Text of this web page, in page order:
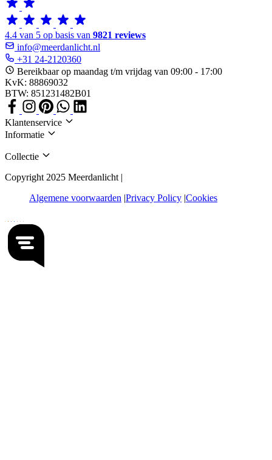
4.4 van 5 op basis van 9821 reviews
info@meerdanlicht.nl
+31 24-2120360
Bereikbaar op maandag t/m vrijdag van 09:00 - 17:00
KvK: 88869032
BTW: 851231482B01
Klantenservice
Informatie
Collectie
Copyright 2025 Meerdanlicht |
Algemene voorwaarden Privacy Policy Cookies